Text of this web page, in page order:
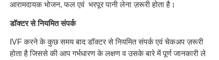
आरामदायक भोजन, फल एवं भरपूर पानी लेना ज़रूरी होता है।
डॉक्टर से नियमित संपर्क
IVFकरने के कुछ समय बाद डॉक्टर से नियमित संपर्क एवं चेकअप ज़रूरी
होता है जिससे की आप गर्भधारण के लक्षण व उसके बारे में पूर्ण जानकारी ले